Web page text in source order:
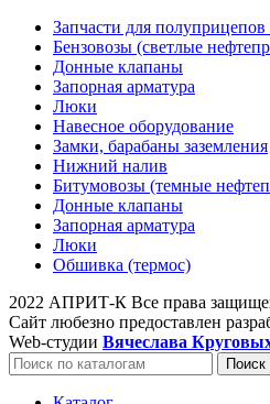
Запчасти для полуприцепов
Бензовозы (светлые
Донные клапаны
Запорная арматура
Люки
Навесное оборудование
Замки, барабаны заземления
Нижний налив
Битумовозы (темные
Донные клапаны
Запорная арматура
Люки
Обшивка (термос)
2022 АПРИТ-К Все права
Сайт любезно предоставлен
Web-студии Вячеслава
Поиск